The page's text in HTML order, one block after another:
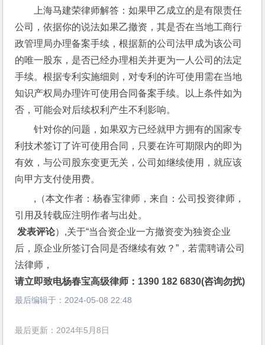
上海马建荣律师解答：如果甲乙成立的是有限责任
公司，依据你的说法如果乙撤资，其是否在当地工商行
政管理局办理备案手续，根据新的公司法甲成为该公司
的唯一股东，是否已经办理相关并更为一人公司的法定
手续。根据专利实施细则，对专利的许可使用需在当地
知识产权局办理许可使用合同备案手续。以上条件如为
否，可能会对后续权利产生不利影响。
针对你的问题，如果双方已经就甲方拥有的国家专
利技术签订了许可使用合同，只要在许可期限内的即为
有效，与公司股东变更无关，公司如继续使用，就应该
向甲方支付使用费。
,（本文作者：杨春宝律师，来自：公司投资律师，
引用及转载应注明作者与出处。
发表评论）,关于“当合资企业一方撤资变为独资企业
后，原企业所签订合同是否继续有效？”，若需聘请公司
法律师，
请立即致电杨春宝高级律师：1390 182 6830(咨询勿扰)
最后编辑于： 2024-05-08 22:48
最后更新：2024年5月8日